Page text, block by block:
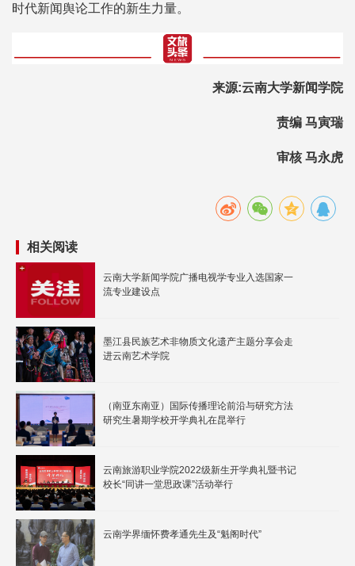
时代新闻舆论工作的新生力量。
来源:云南大学新闻学院
责编 马寅瑞
审核 马永虎
相关阅读
云南大学新闻学院广播电视学专业入选国家一
流专业建设点
墨江县民族艺术非物质文化遗产主题分享会走
进云南艺术学院
（南亚东南亚）国际传播理论前沿与研究方法
研究生暑期学校开学典礼在昆举行
云南旅游职业学院2022级新生开学典礼暨书记
校长“同讲一堂思政课”活动举行
云南学界缅怀费孝通先生及“魁阁时代”